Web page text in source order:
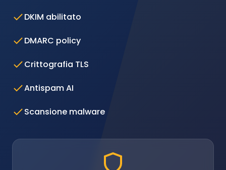
DKIM abilitato
DMARC policy
Crittografia TLS
Antispam AI
Scansione malware